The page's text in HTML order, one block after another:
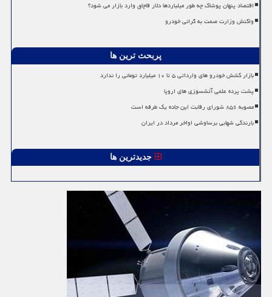
اقتصاد پنهان پوشاک چه طور میلیاردها دلار قاچاق وارد بازار می شود؟
واکنش وزارت صمت به گرانی خودرو
پربحث ترین ها
بازار کشش خودرو های وارداتی ۵ تا ۱۰ میلیارد تومانی را ندارد
پشت پرده علمی آتشسوزی های اروپا
مصوبه ۸۵۶ شورای رقابت این جاده یک طرفه است
بارندگی شهابی برساوشی اواخر مرداد در ایران
جدیدترین ها